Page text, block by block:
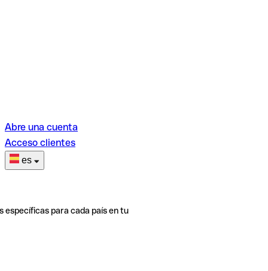
Abre una cuenta
Acceso clientes
es
específicas para cada país en tu